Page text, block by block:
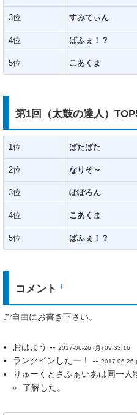
3位 すみてぃん
4位 ぱふぇ！？
5位 こあくま
第1回（太鼓の達人）
1位 ぱたぱた
2位 なりそ～
3位 ぽぽろん
4位 こあくま
5位 ぱふぇ！？
コメント†
ご自由にお書き下さい。
おはよう -- 2017-06-26 (月) 09:33:16
ランクインしたー！ -- 2017-06-26
りゅーくとさふぁいあは同一人
了解した。